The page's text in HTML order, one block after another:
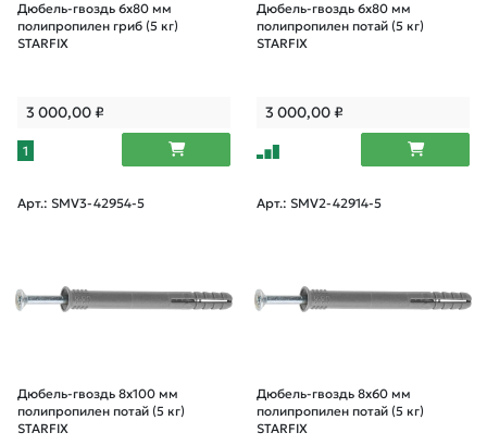
Дюбель-гвоздь 6х80 мм
полипропилен гриб (5 кг)
STARFIX
3 000,00₽
1
Дюбель-гвоздь 6х80 мм
полипропилен потай (5 кг)
STARFIX
3 000,00₽
Арт.: SMV3-42954-5
Дюбель-гвоздь 8х100 мм
полипропилен потай (5 кг)
STARFIX
Арт.: SMV2-42914-5
Дюбель-гвоздь 8х60 мм
полипропилен потай (5 кг)
STARFIX